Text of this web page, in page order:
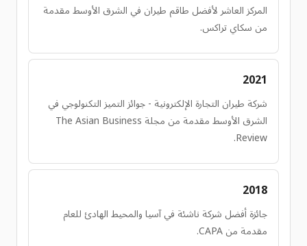
المركز العاشر لأفضل طاقم طيران في الشرق الأوسط مقدمة
من سكاي تراكس.
2021
شركة طيران التجارة الإلكترونية - جوائز التميز التكنولوجي في
الشرق الأوسط مقدمة من مجلة The Asian Business
Review.
2018
جائزة أفضل شركة ناشئة في آسيا والمحيط الهادئ للعام
مقدمة من CAPA.